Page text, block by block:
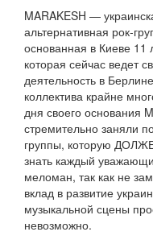
MARAKESH —
альтернативная рок-
основанная в Киеве 11
которая сейчас ведет
деятельность в
коллектива крайне
дня своего основания
стремительно заняли
группы, которую
знать каждый
меломан, так как не
вклад в развитие
музыкальной сцены
невозможно.